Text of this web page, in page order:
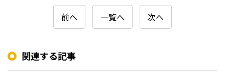
前へ 一覧へ 次へ
関連する記事